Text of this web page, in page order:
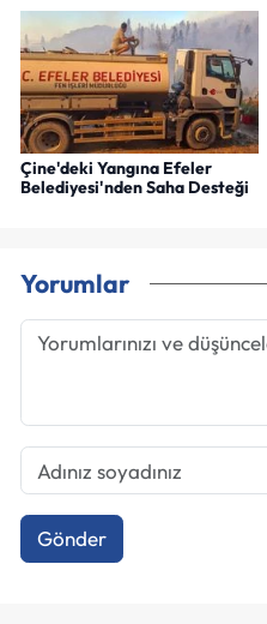
Çine'deki Yangına Efeler
Belediyesi'nden Saha Desteği
Yorumlar
Gönder